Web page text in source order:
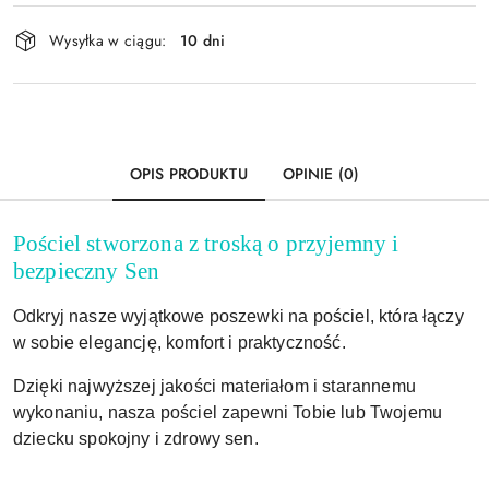
Dostępność
i
dostawa
Wysyłka w ciągu: 10 dni
OPIS PRODUKTU OPINIE (0)
Pościel stworzona z troską o przyjemny i
bezpieczny Sen
Odkryj nasze wyjątkowe poszewki na pościel, która łączy
w sobie elegancję, komfort i praktyczność.
Dzięki najwyższej jakości materiałom i starannemu
wykonaniu, nasza pościel zapewni Tobie lub Twojemu
dziecku spokojny i zdrowy sen.